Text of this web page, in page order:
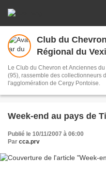
Club du
Régional du
Le Club du Chevron et Anciennes
(95), rassemble des collectionneurs
l'agglomération de Cergy Pontoise.
Week-end au pays de
Publié le 10/11/2007 à 06:00
Par cca.prv